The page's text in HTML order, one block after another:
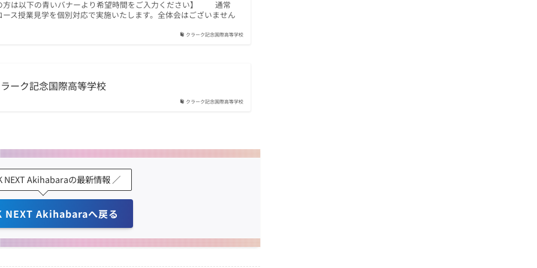
クラーク記念国際高等学校
方は以下の青いバナーより希望時間をご入力ください】 通常
ス授業見学を個別対応で実施いたします。全体会はございません
クラーク記念国際高等学校
ーク記念国際高等学校
NEXT Akihabaraの最新情報 ／
NEXT Akihabaraへ戻る